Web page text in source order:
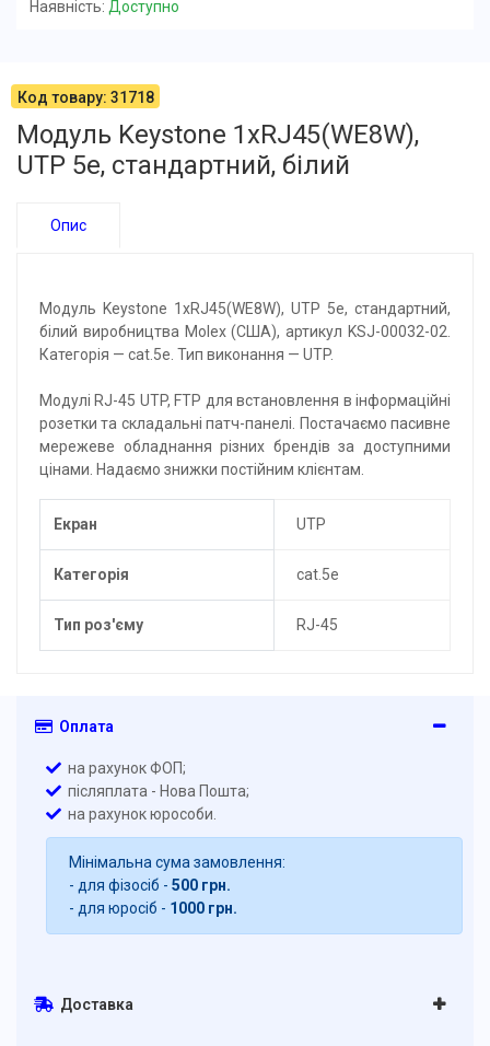
Наявність: Доступно
Код товару: 31718
Модуль Keystone 1xRJ45(WE8W),
UTP 5е, стандартний, білий
Опис
Модуль Keystone 1xRJ45(WE8W), UTP 5е, стандартний,
білий виробництва Molex (США), артикул KSJ-00032-02.
Категорія — cat.5e. Тип виконання — UTP.
Модулі RJ-45 UTP, FTP для встановлення в інформаційні
розетки та складальні патч-панелі. Постачаємо пасивне
мережеве обладнання різних брендів за доступними
цінами. Надаємо знижки постійним клієнтам.
Екран UTP
Категорія cat.5e
Тип роз'єму RJ-45
Оплата
на рахунок ФОП;
післяплата - Нова Пошта;
на рахунок юрособи.
Мінімальна сума замовлення:
- для фізосіб - 500 грн.
- для юросіб - 1000 грн.
Доставка